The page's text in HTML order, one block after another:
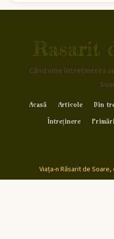
Rasarit
Când vine întreținerea
Acasă Articole Din
Întreținere
Viața-n Răsarit de